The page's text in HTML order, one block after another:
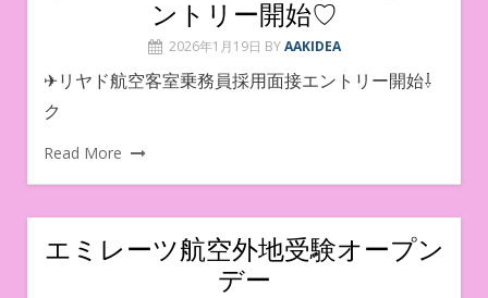
ントリー開始♡
2026年1月19日 BY AAKIDEA
✈︎リヤド航空客室乗務員採用面接エントリー開始⇩
ク
Read More
エミレーツ航空外地受験オープン
デー